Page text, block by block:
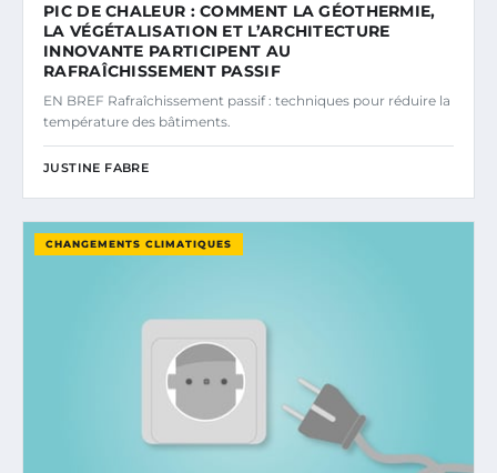
PIC DE CHALEUR : COMMENT LA GÉOTHERMIE,
LA VÉGÉTALISATION ET L’ARCHITECTURE
INNOVANTE PARTICIPENT AU
RAFRAÎCHISSEMENT PASSIF
EN BREF Rafraîchissement passif : techniques pour réduire la
température des bâtiments.
JUSTINE FABRE
CHANGEMENTS CLIMATIQUES